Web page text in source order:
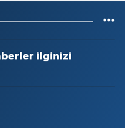
ilginizi